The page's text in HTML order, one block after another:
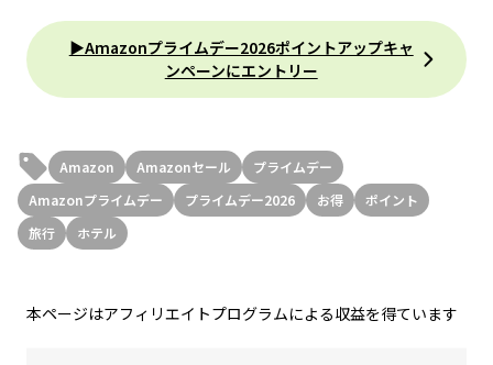
▶︎Amazonプライムデー2026ポイントアップキャ
ンペーンにエントリー
Amazon Amazonセール
プライムデー
Amazonプライムデー
プライムデー2026 お得
ポイント
旅行
ホテル
本ページはアフィリエイトプログラムによる収益を得ています